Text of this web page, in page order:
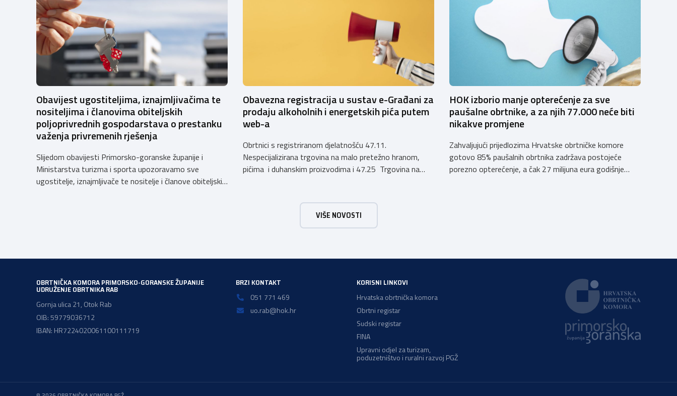
Obavijest ugostiteljima, iznajmljivačima te
nositeljima i članovima obiteljskih
poljoprivrednih gospodarstava o prestanku
važenja privremenih rješenja
Slijedom obavijesti Primorsko-goranske županije i
Ministarstva turizma i sporta upozoravamo sve
ugostitelje, iznajmljivače te nositelje i članove obiteljskih
Obavezna registracija u sustav e-Građani za
prodaju alkoholnih i energetskih pića putem
web-a
Obrtnici s registriranom djelatnošću 47.11.
Nespecijalizirana trgovina na malo pretežno hranom,
pićima i duhanskim proizvodima i 47.25 Trgovina na
uskladiti svoje poslovne procese i osigurati tehničko
rješenje za vjerodostojnu provjeru punoljetnosti kupca
putem sustava e-Građani ili putem mobilne […]
HOK izborio manje opterećenje za sve
paušalne obrtnike, a za njih 77.000 neće biti
nikakve promjene
Zahvaljujući prijedlozima Hrvatske obrtničke komore
gotovo 85% paušalnih obrtnika zadržava postojeće
porezno opterećenje, a čak 27 milijuna eura godišnje
VIŠE NOVOSTI
OBRTNIČKA KOMORA PRIMORSKO-GORANSKE ŽUPANIJE
UDRUŽENJE OBRTNIKA RAB
Gornja ulica 21, Otok Rab
OIB: 59779036712
IBAN: HR7224020061100111719
BRZI KONTAKT
051 771 469
uo.rab@hok.hr
KORISNI LINKOVI
Hrvatska obrtnička komora
Obrtni registar
Sudski registar
FINA
Upravni odjel za turizam,
poduzetništvo i ruralni razvoj PGŽ